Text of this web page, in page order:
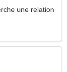
une relation